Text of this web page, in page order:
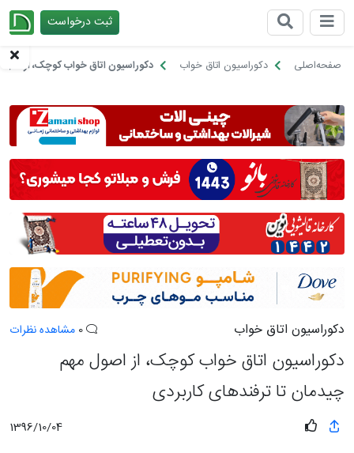
ثبت درخواست
صفحه‌اصلی دکوراسیون اتاق خواب دکوراسیون اتاق خواب کوچک، از
دکوراسیون اتاق خواب مشاهده نظرات
دکوراسیون اتاق خواب کوچک، از اصول مهم
چیدمان تا ترفندهای کاربردی
1396/10/04